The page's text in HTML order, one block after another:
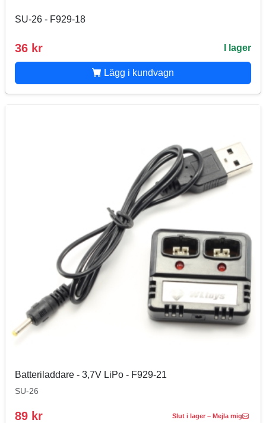
SU-26 - F929-18
36 kr I lager
Lägg i kundvagn
Batteriladdare - 3,7V LiPo - F929-21
SU-26
89 kr Slut i lager – Mejla mig